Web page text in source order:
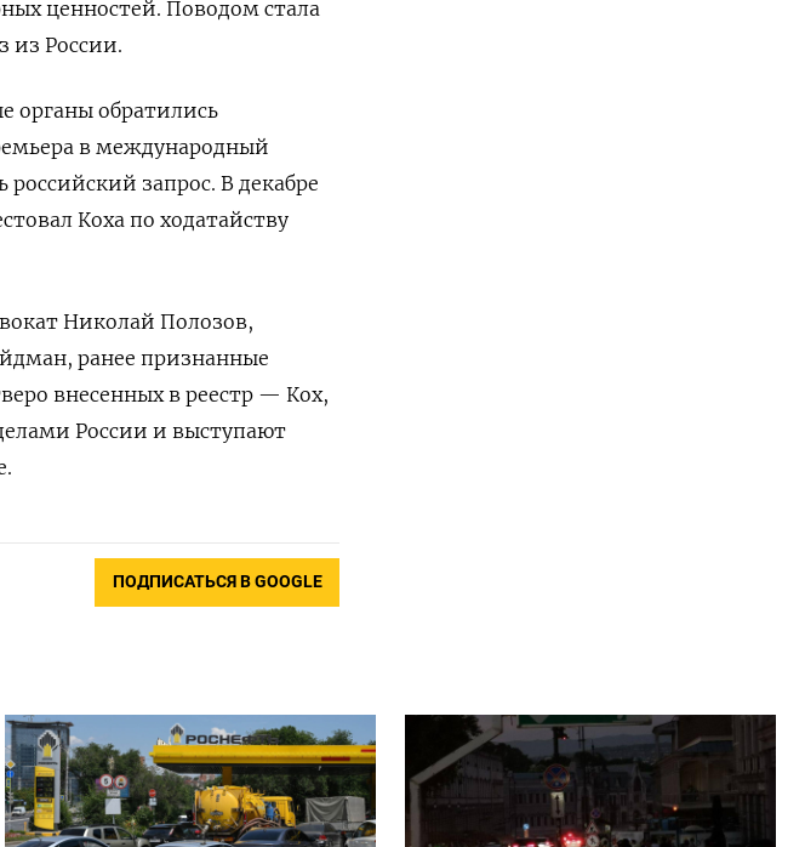
ценностей. Поводом стала
из России.
органы обратились
в международный
запрос. В декабре
Коха по ходатайству
Николай Полозов,
ранее признанные
внесенных в реестр — Кох,
России и выступают
ПОДПИСАТЬСЯ В GOOGLE